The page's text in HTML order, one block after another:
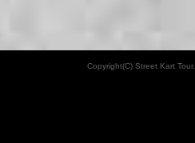
Copyright(C) Street Kart